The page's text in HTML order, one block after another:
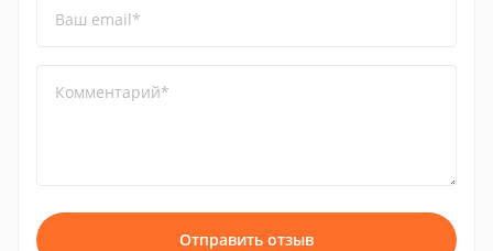
Ваш email*
Комментарий*
Отправить отзыв